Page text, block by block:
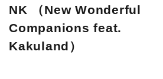
NK （New Wonderful
Companions feat.
Kakuland）